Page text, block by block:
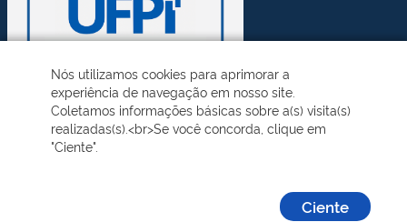
Nós utilizamos cookies para aprimorar a
experiência de navegação em nosso site.
Coletamos informações básicas sobre a(s) visita(s)
realizadas(s).<br>Se você concorda, clique em
"Ciente".
Ciente